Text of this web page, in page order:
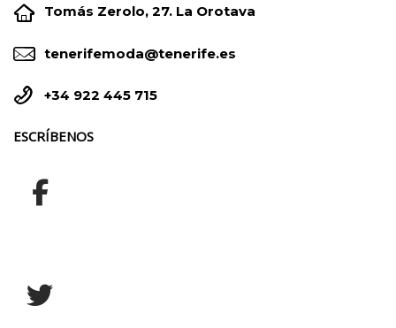

 Tomás Zerolo, 27. La Orotava

 tenerifemoda@tenerife.es

 +34 922 445 715
ESCRÍBENOS